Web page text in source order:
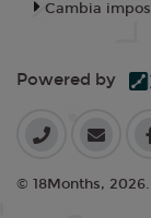
Cambia
Powered by
© 18Months,